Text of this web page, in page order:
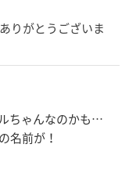
りがとうございま
ちゃんなのかも…
名前が！